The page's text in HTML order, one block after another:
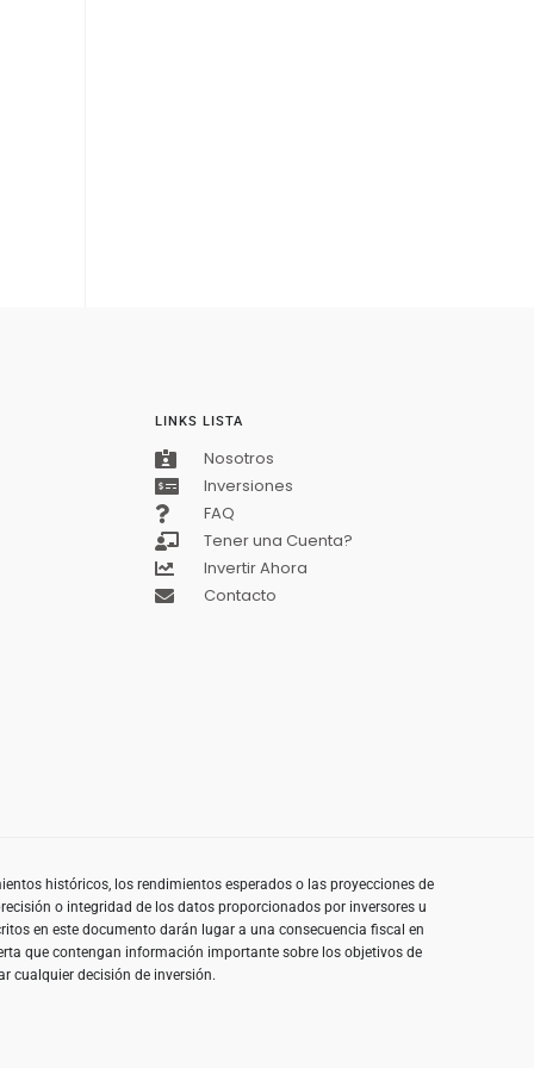
LINKS LISTA
Nosotros
Inversiones
FAQ
Tener una Cuenta?
Invertir Ahora
Contacto
históricos, los rendimientos esperados o las proyecciones de
o integridad de los datos proporcionados por inversores u
en este documento darán lugar a una consecuencia fiscal en
que contengan información importante sobre los objetivos de
cualquier decisión de inversión.